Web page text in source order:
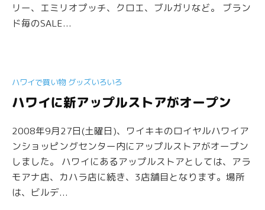
リー、エミリオプッチ、クロエ、ブルガリなど。 ブラン
ド毎のSALE...
ハワイで買い物 グッズいろいろ
ハワイに新アップルストアがオープン
2008年9月27日(土曜日)、ワイキキのロイヤルハワイア
ンショッピングセンター内にアップルストアがオープン
しました。 ハワイにあるアップルストアとしては、アラ
モアナ店、カハラ店に続き、3店舗目となります。場所
は、ビルデ...